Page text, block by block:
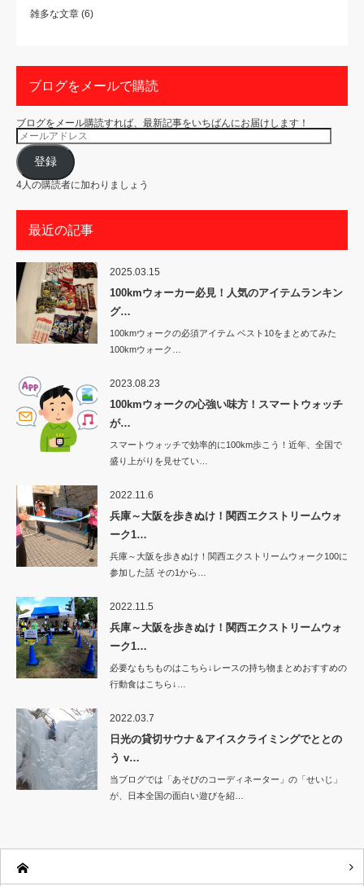
雑多な文章 (6)
ブログをメールで購読
ブログをメール購読すれば、最新記事をいちばんにお届けします！
メ
ー
ル
ア
ド
レ
ス
登録
4人の購読者に加わりましょう
最近の記事
2025.03.15
100kmウォーカー必見！人気のアイテムランキン
グ…
100kmウォークの必須アイテム ベスト10をまとめてみた
100kmウォーク…
2023.08.23
100kmウォークの心強い味方！スマートウォッチ
が…
スマートウォッチで効率的に100km歩こう！近年、全国で
盛り上がりを見せてい…
2022.11.6
兵庫～大阪を歩きぬけ！関西エクストリームウォ
ーク1…
兵庫～大阪を歩きぬけ！関西エクストリームウォーク100に
参加した話 その1から…
2022.11.5
兵庫～大阪を歩きぬけ！関西エクストリームウォ
ーク1…
必要なもちものはこちら↓レースの持ち物まとめおすすめの
行動食はこちら↓…
2022.03.7
日光の貸切サウナ＆アイスクライミングでととの
う v…
当ブログでは「あそびのコーディネーター」の「せいじ」
が、日本全国の面白い遊びを紹…